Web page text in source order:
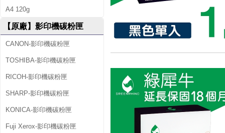
A4 120g
【原廠】影印機碳粉匣
CANON-影印機碳粉匣
TOSHIBA-影印機碳粉匣
RICOH-影印機碳粉匣
SHARP-影印機碳粉匣
KONICA-影印機碳粉匣
Fuji Xerox-影印機碳粉匣